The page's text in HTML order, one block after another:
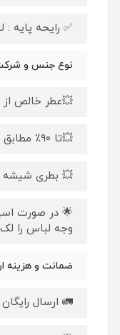
✅ رایحه پایه :
نوع جنس و
💥عطر خالص
💥تا ۹۰٪ مطابق ادکلن اورجینال
💥 بطری شیشه
وجه لباس را
ضمانت و هزینه
🚛 ارسال رایگان